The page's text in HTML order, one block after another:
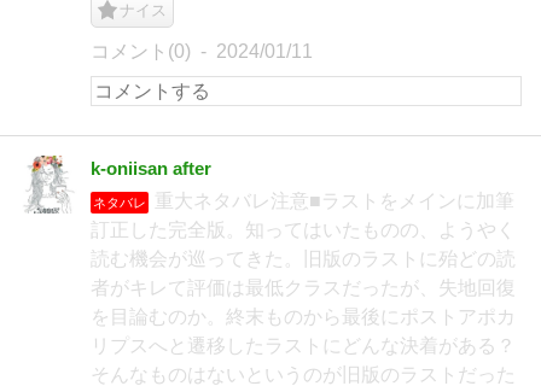
ナイス
コメント(0) 2024/01/11
k-oniisan after
ネタバレ
重大ネタバレ注意■ラストをメインに加筆
訂正した完全版。知ってはいたものの、ようやく
読む機会が巡ってきた。旧版のラストに殆どの読
者がキレて評価は最低クラスだったが、失地回復
を目論むのか。終末ものから最後にポストアポカ
リプスへと遷移したラストにどんな決着がある？
そんなものはないというのが旧版のラストだった